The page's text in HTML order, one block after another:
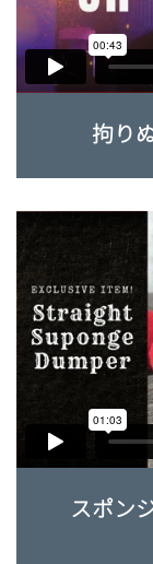
拘り
スポン